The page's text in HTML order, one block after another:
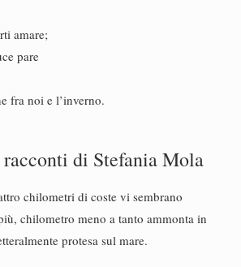
amare;
pare
fra noi e l’inverno.
di Stefania Mola
chilometri di coste vi sembrano
chilometro meno a tanto ammonta in
protesa sul mare.